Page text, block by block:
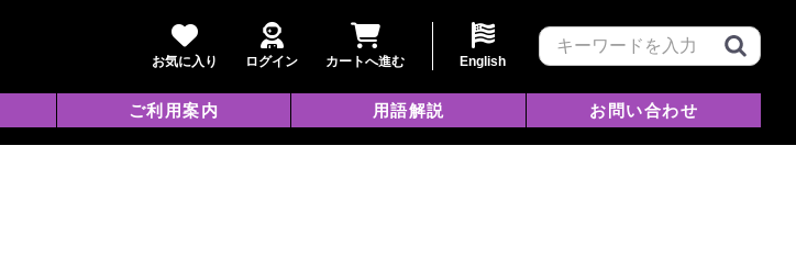
お気に入り ログイン カートへ進む English
ご利用案内 用語解説 お問い合わせ